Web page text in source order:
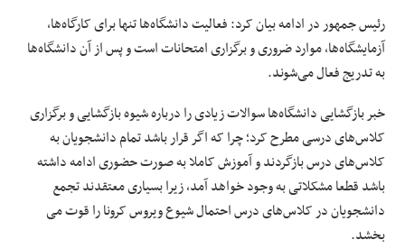
رئیس جمهور در ادامه بیان کرد: فعالیت دانشگاه‌ها تنها برای کارگاه‌ها،
آزمایشگاه‌ها، موارد ضروری و برگزاری امتحانات است و پس از آن دانشگاه‌ها
به تدریج فعال می‌شوند.
خبر بازگشایی دانشگاه‌ها سوالات زیادی را درباره شیوه بازگشایی و برگزاری
کلاس‌های درسی مطرح کرد؛ چرا که اگر قرار باشد تمام دانشجویان به
کلاس‌های درس بازگردند و آموزش کاملا به صورت حضوری ادامه داشته
باشد قطعا مشکلاتی به وجود خواهد آمد، زیرا بسیاری معتقدند تجمع
دانشجویان در کلاس‌های درس احتمال شیوع ویروس کرونا را قوت می
بخشد.